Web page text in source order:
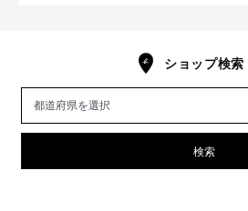
ショップ検索
検索